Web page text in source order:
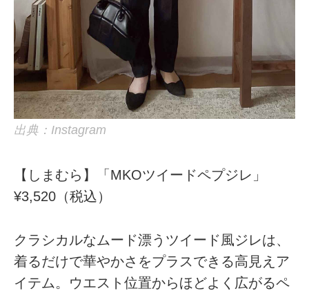
出典：Instagram
【しまむら】「MKOツイードペプジレ」
¥3,520（税込）
クラシカルなムード漂うツイード風ジレは、
着るだけで華やかさをプラスできる高見えア
イテム。ウエスト位置からほどよく広がるペ